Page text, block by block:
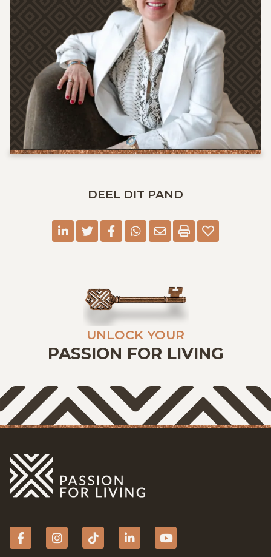
DEEL DIT PAND
linkedin
twitter
facebook
whatsapp
E-mail
Print
UNLOCK YOUR
PASSION FOR LIVING
FacebookInstagram
tiktokLinkedinYouTube